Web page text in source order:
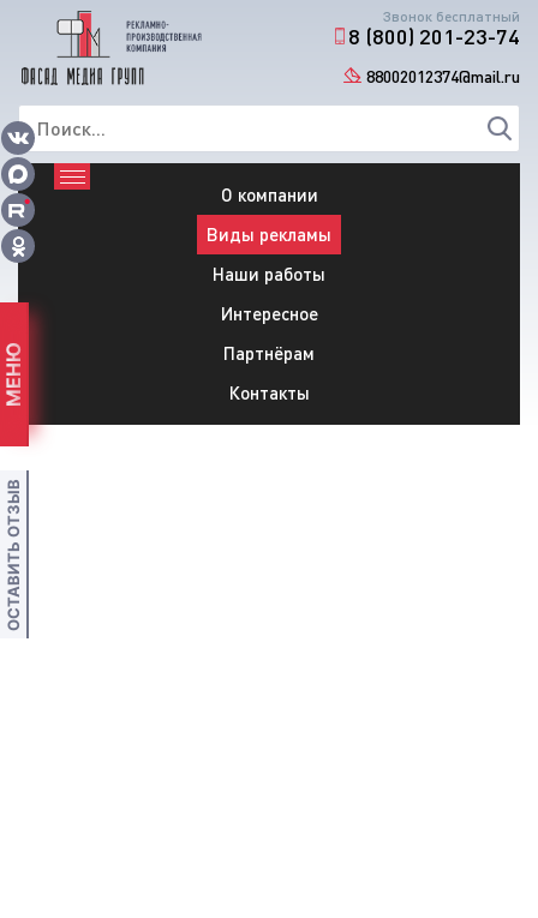
Звонок бесплатный
8 (800) 201-23-74
88002012374@mail.ru
О компании
Виды рекламы
Наши работы
Интересное
Партнёрам
Контакты
МЕНЮ
ОСТАВИТЬ ОТЗЫВ